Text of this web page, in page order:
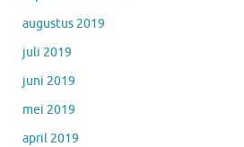
augustus 2019
juli 2019
juni 2019
mei 2019
april 2019